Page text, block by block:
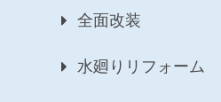
全面改装
水廻りリフォーム